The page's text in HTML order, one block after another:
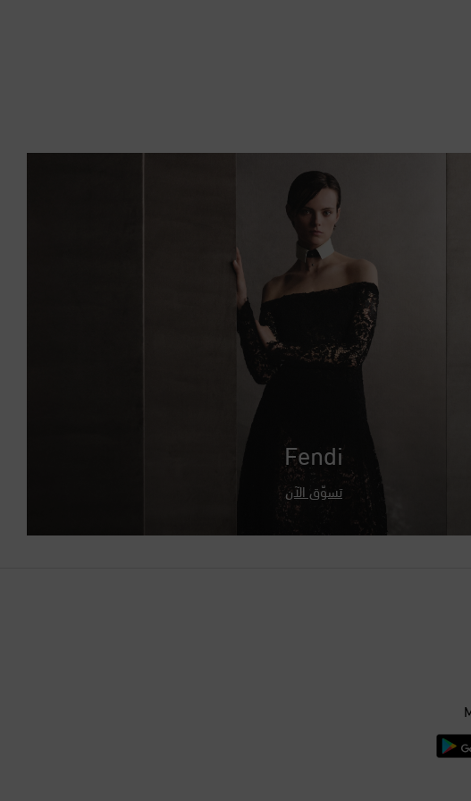
Fendi
تسوّق الآن
الأردن
الإكوادور
الإمارات العربية المتحدة
البحرين
البرازيل
البوسنة والهرسك
التشيك
الجبل الأسود